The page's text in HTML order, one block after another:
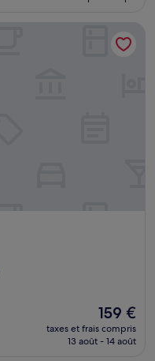
de
118 €
Le
nouveau
prix
159 €
taxes et frais compris
13 août - 14 août